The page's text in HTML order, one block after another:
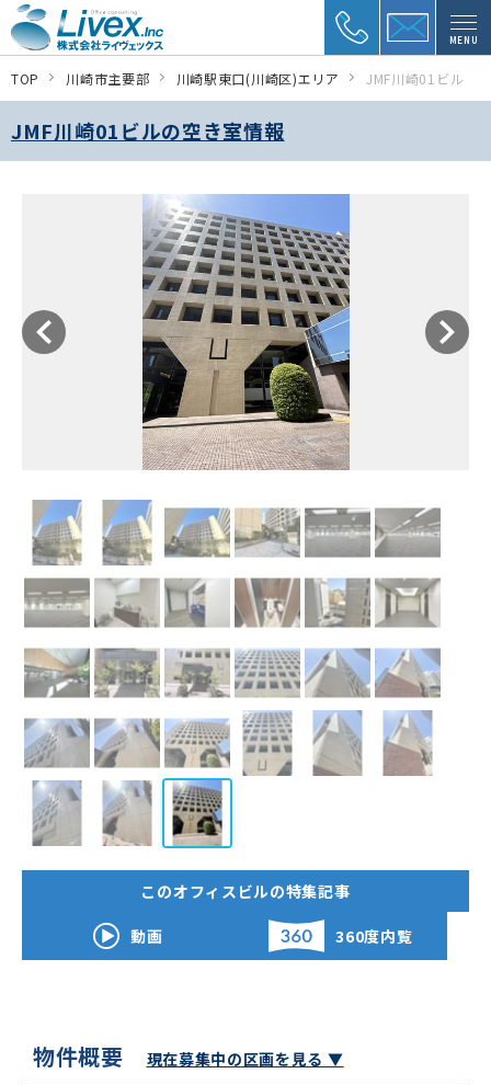
MENU
TOP 川崎市主要部 川崎駅東口(川崎区)エリア JMF川崎01ビル
JMF川崎01ビルの空き室情報
このオフィスビルの特集記事
動画 360度内覧
物件概要 現在募集中の区画を見る ▼